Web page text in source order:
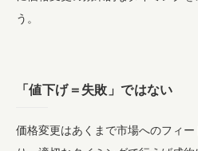
う。
「値下げ＝失敗」ではない
価格変更はあくまで市場へのフィ